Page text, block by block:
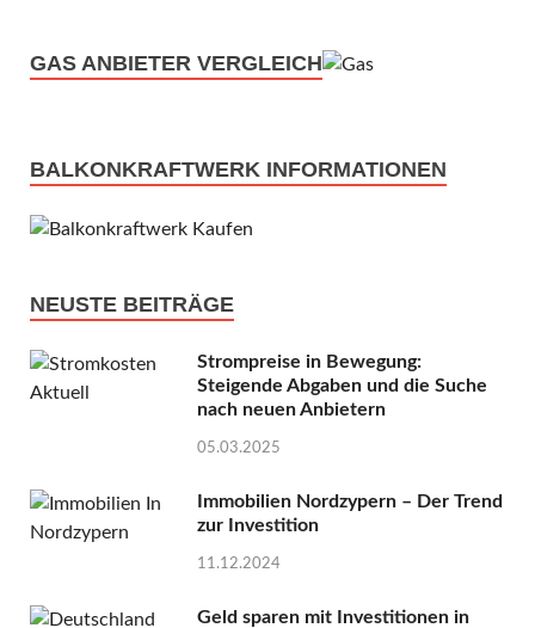
GAS ANBIETER VERGLEICH
BALKONKRAFTWERK INFORMATIONEN
NEUSTE BEITRÄGE
Strompreise in Bewegung:
Steigende Abgaben und die Suche
nach neuen Anbietern
05.03.2025
Immobilien Nordzypern – Der Trend
zur Investition
11.12.2024
Geld sparen mit Investitionen in